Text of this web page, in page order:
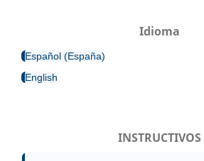
Idioma
Español (España)
English
INSTRUCTIVOS